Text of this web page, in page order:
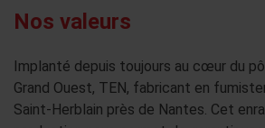
Nos valeurs
Implanté depuis toujours au cœur du
Grand Ouest, TEN, fabricant en
Saint-Herblain près de Nantes. Cet